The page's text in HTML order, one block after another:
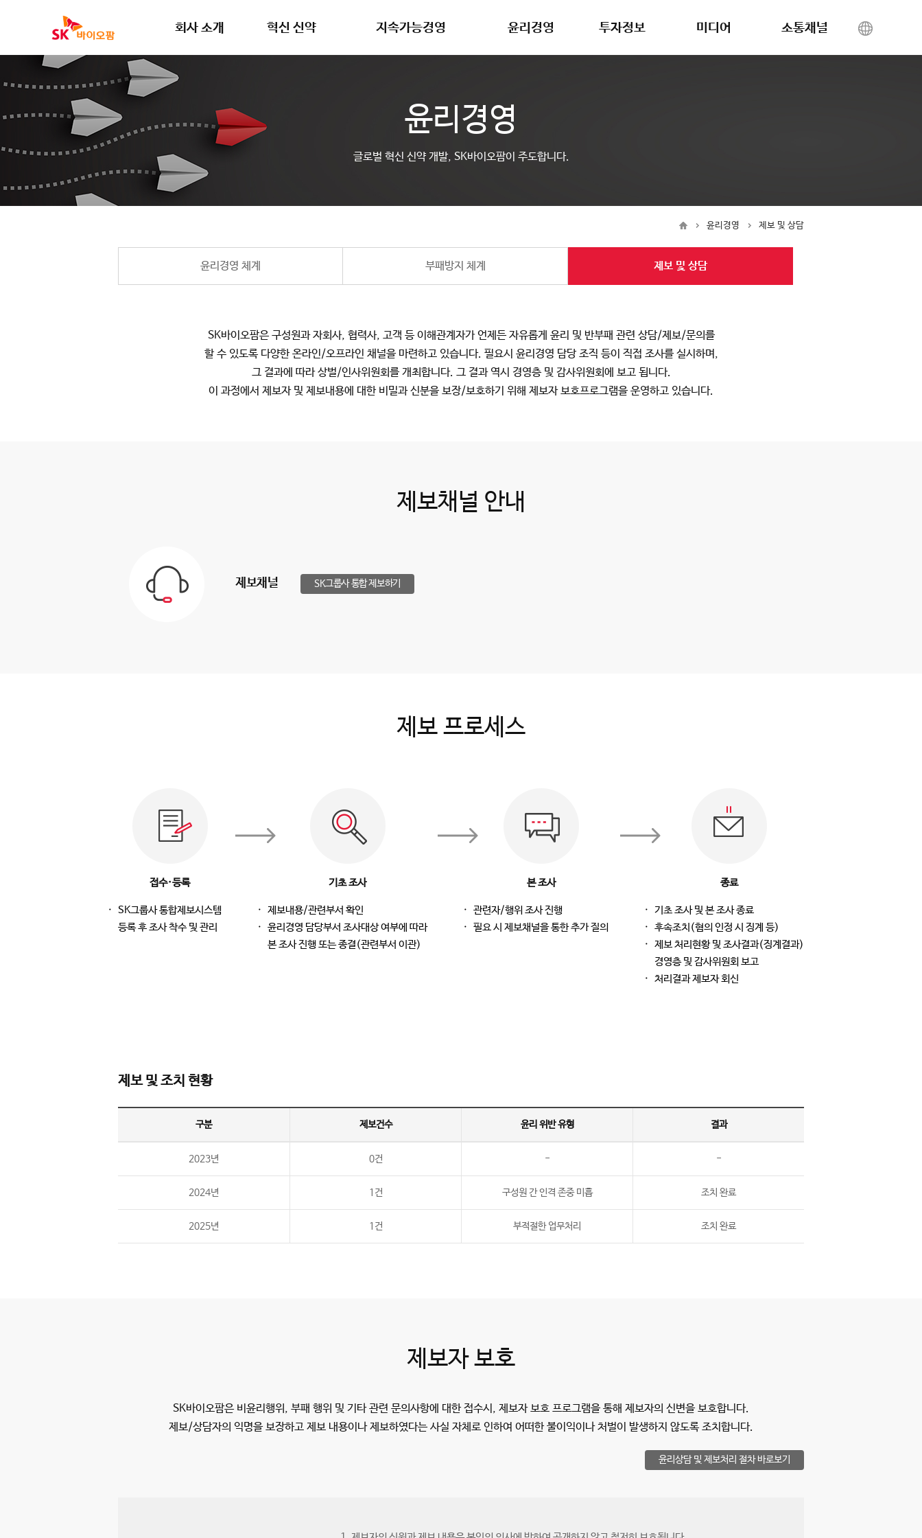
회사 소개
회사 연혁
혁신 신약 지속가능경영
지속가능경영보고서 & 정책
ESG 평가 & 이니셔티브
윤리경영
부패방지 체계
제보 및 상담
투자정보 미디어 소통채널
윤리경영
글로벌 혁신 신약 개발, SK바이오팜이 주도합니다.
홈
윤리경영
제보 및 상담
윤리경영 체계 부패방지 체계 제보 및 상담
SK바이오팜은 구성원과 자회사, 협력사, 고객 등 이해관계자가 언제든 자유롭게 윤리 및 반부패 관련 상담/제보/문의를
할 수 있도록 다양한 온라인/오프라인 채널을 마련하고 있습니다. 필요시 윤리경영 담당 조직 등이 직접 조사를 실시하며,
그 결과에 따라 상벌/인사위원회를 개최합니다. 그 결과 역시 경영층 및 감사위원회에 보고 됩니다.
이 과정에서 제보자 및 제보내용에 대한 비밀과 신분을 보장/보호하기 위해 제보자 보호프로그램을 운영하고 있습니다.
제보채널 안내
제보채널 SK그룹사 통합 제보하기
제보 프로세스
접수·등록
SK그룹사 통합제보시스템
등록 후 조사 착수 및 관리
기초 조사
제보내용/관련부서 확인
윤리경영 담당부서 조사대상 여부에 따라
본 조사 진행 또는 종결(관련부서 이관)
본 조사
관련자/행위 조사 진행
필요 시 제보채널을 통한 추가 질의
종료
기초 조사 및 본 조사 종료
후속조치(혐의 인정 시 징계 등)
제보 처리현황 및 조사결과(징계결과)
경영층 및 감사위원회 보고
처리결과 제보자 회신
제보 및 조치 현황
구분 제보건수 윤리 위반 유형 결과
2023년 0건 - -
2024년 1건 구성원 간 인격 존중 미흡 조치 완료
2025년 1건 부적절한 업무처리 조치 완료
제보자 보호
SK바이오팜은 비윤리행위, 부패 행위 및 기타 관련 문의사항에 대한 접수시, 제보자 보호 프로그램을 통해 제보자의 신변을 보호합니다.
제보/상담자의 익명을 보장하고 제보 내용이나 제보하였다는 사실 자체로 인하여 어떠한 불이익이나 처벌이 발생하지 않도록 조치합니다.
윤리상담 및 제보처리 절차 바로보기